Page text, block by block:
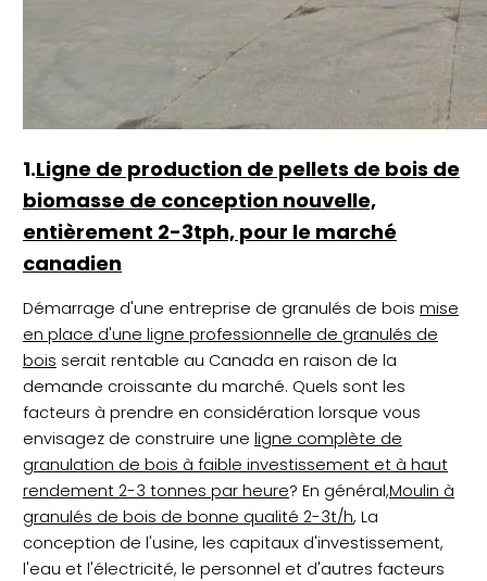
1.Ligne de production de pellets de bois de
biomasse de conception nouvelle,
entièrement 2-3tph, pour le marché
canadien
Démarrage d'une entreprise de granulés de bois mise
en place d'une ligne professionnelle de granulés de
bois serait rentable au Canada en raison de la
demande croissante du marché. Quels sont les
facteurs à prendre en considération lorsque vous
envisagez de construire une ligne complète de
granulation de bois à faible investissement et à haut
rendement 2-3 tonnes par heure? En général,Moulin à
granulés de bois de bonne qualité 2-3t/h, La
conception de l'usine, les capitaux d'investissement,
l'eau et l'électricité, le personnel et d'autres facteurs